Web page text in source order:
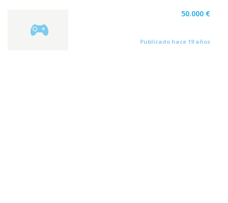
50.000 €
Publicado hace 19 años